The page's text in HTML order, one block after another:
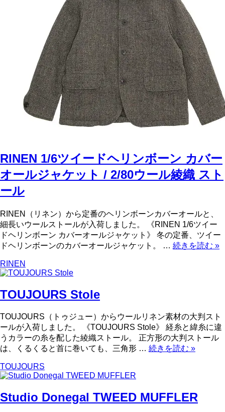
RINEN 1/6ツイードヘリンボーン カバー
オールジャケット / 2/80ウール綾織 スト
ール
RINEN（リネン）から定番のヘリンボーンカバーオールと、
細長いウールストールが入荷しました。 《RINEN 1/6ツイー
ドヘリンボーン カバーオールジャケット》 冬の定番、ツイー
ドヘリンボーンのカバーオールジャケット。 … 続きを読む »
RINEN
TOUJOURS Stole
TOUJOURS（トゥジュー）からウールリネン素材の大判スト
ールが入荷しました。 《TOUJOURS Stole》 経糸と緯糸に違
うカラーの糸を配した綾織ストール。 正方形の大判ストール
は、くるくると首に巻いても、三角形 … 続きを読む »
TOUJOURS
Studio Donegal TWEED MUFFLER